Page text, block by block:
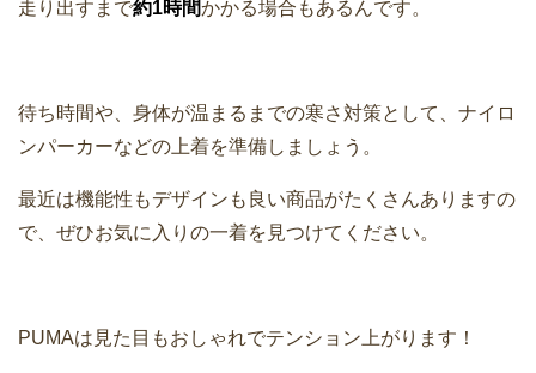
走り出すまで約1時間かかる場合もあるんです。
待ち時間や、身体が温まるまでの寒さ対策として、ナイロ
ンパーカーなどの上着を準備しましょう。
最近は機能性もデザインも良い商品がたくさんありますの
で、ぜひお気に入りの一着を見つけてください。
PUMAは見た目もおしゃれでテンション上がります！